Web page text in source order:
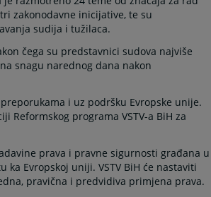
zakonodavne inicijative, te su
sudija i tužilaca.
čega su predstavnici sudova najviše
snagu narednog dana nakon
i uz podršku Evropske unije.
Reformskog programa VSTV-a BiH za
prava i pravne sigurnosti građana u
Evropskoj uniji. VSTV BiH će nastaviti
pravična i predvidiva primjena prava.